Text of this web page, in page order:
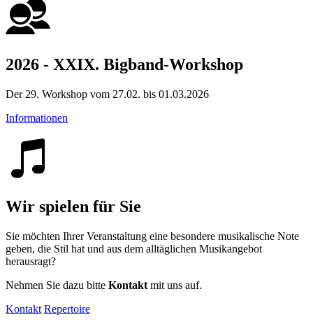
2026 - XXIX. Bigband-Workshop
Der 29. Workshop vom 27.02. bis 01.03.2026
Informationen
Wir spielen für Sie
Sie möchten Ihrer Veranstaltung eine besondere musikalische Note
geben, die Stil hat und aus dem alltäglichen Musikangebot
herausragt?
Nehmen Sie dazu bitte Kontakt mit uns auf.
Kontakt Repertoire